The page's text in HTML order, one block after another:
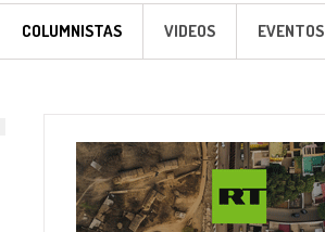
COLUMNISTAS VIDEOS EVENTOS